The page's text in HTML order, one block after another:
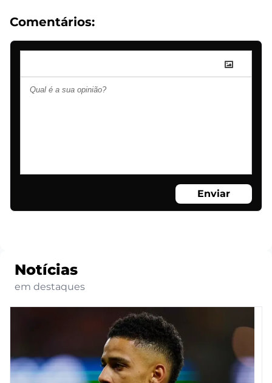
Comentários:
Enviar
Notícias
em destaques